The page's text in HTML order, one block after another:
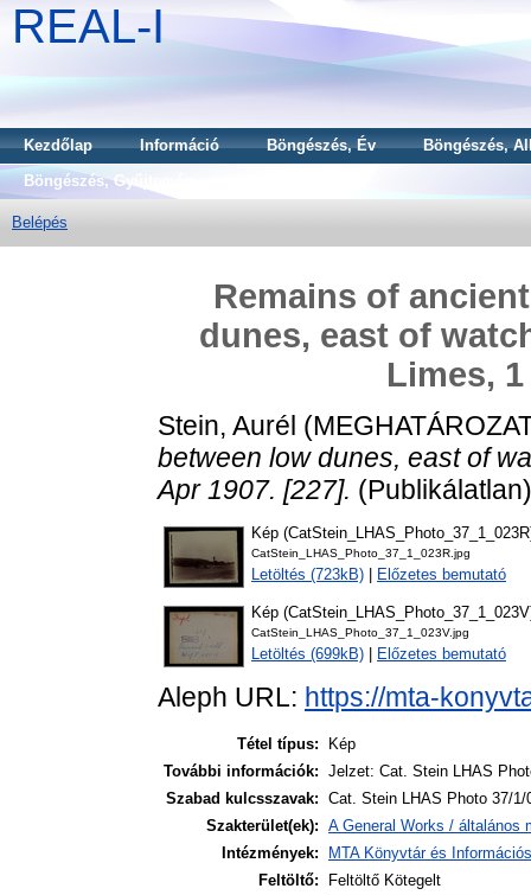
REAL-I
Kezdőlap Információ Böngészés, Év
Böngészés,
Böngészés, Gyűjtemény
Belépés
Remains of
dunes, east of
Limes,
Stein, Aurél
between low dunes, east of
Apr 1907. [227].
Kép
CatStein_LHAS_Photo_37_1_023R.jpg
Letöltés (723kB) Előzetes bemutató
Kép
CatStein_LHAS_Photo_37_1_023V.jpg
Letöltés (699kB) Előzetes bemutató
Aleph URL: https://mta-
Tétel típus:
Kép
További információk: Jelzet: Cat. Stein LHAS
Szabad kulcsszavak: Cat. Stein LHAS Photo 37/1/
Szakterület(ek): A General Works / általános
Intézmények:
MTA Könyvtár és
Feltöltő:
Feltöltő Kötegelt